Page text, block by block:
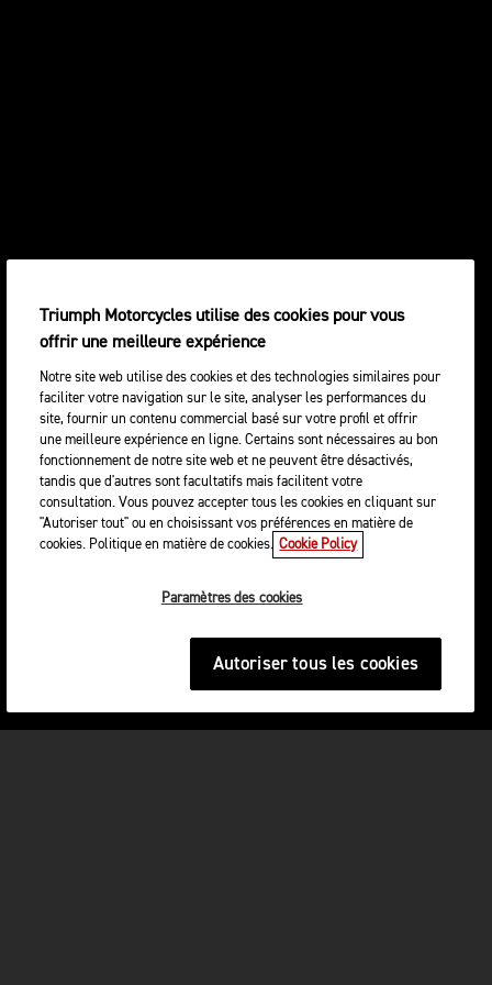
Triumph Motorcycles utilise des cookies pour vous
offrir une meilleure expérience
Notre site web utilise des cookies et des technologies similaires pour
faciliter votre navigation sur le site, analyser les performances du
site, fournir un contenu commercial basé sur votre profil et offrir
une meilleure expérience en ligne. Certains sont nécessaires au bon
fonctionnement de notre site web et ne peuvent être désactivés,
tandis que d'autres sont facultatifs mais facilitent votre
consultation. Vous pouvez accepter tous les cookies en cliquant sur
"Autoriser tout" ou en choisissant vos préférences en matière de
cookies. Politique en matière de cookies. Cookie Policy
Paramètres des cookies
Autoriser tous les cookies